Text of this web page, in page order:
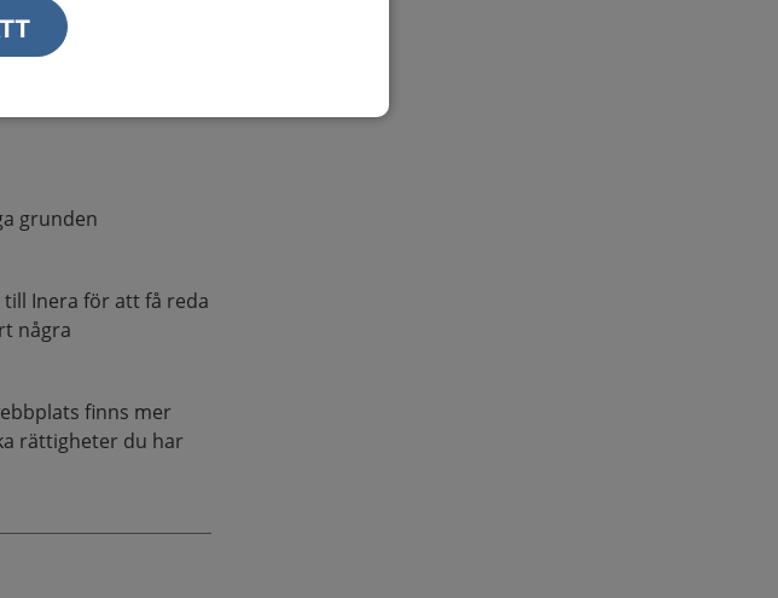
är all
exempel vara
grunden
till Inera för att få reda
några
finns mer
rättigheter du har